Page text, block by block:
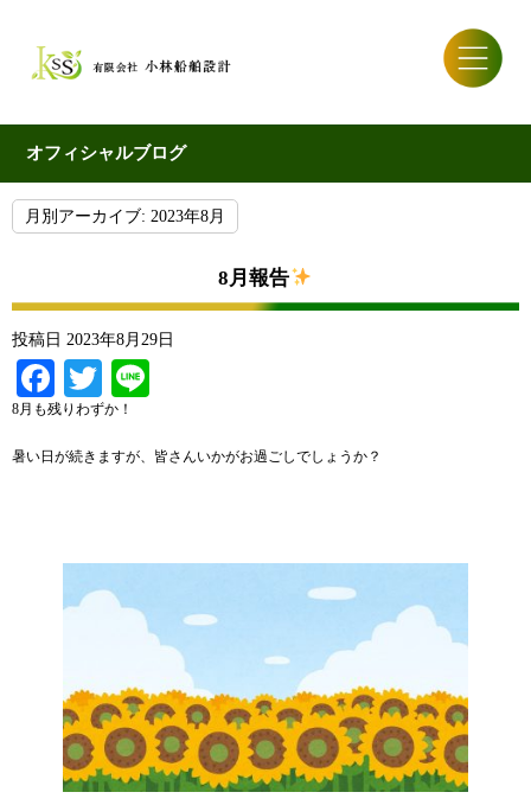
オフィシャルブログ
月別アーカイブ: 2023年8月
8月報告
投稿日 2023年8月29日
Facebook
Twitter
8月も残りわずか！
暑い日が続きますが、皆さんいかがお過ごしでしょうか？